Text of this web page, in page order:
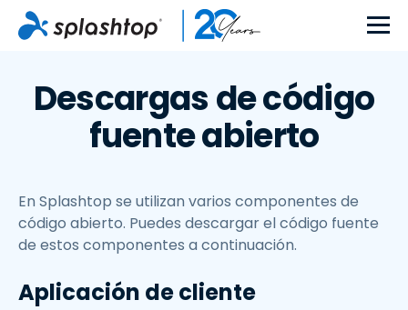
Descargas de código
fuente abierto
En Splashtop se utilizan varios componentes de
código abierto. Puedes descargar el código fuente
de estos componentes a continuación.
Aplicación de cliente